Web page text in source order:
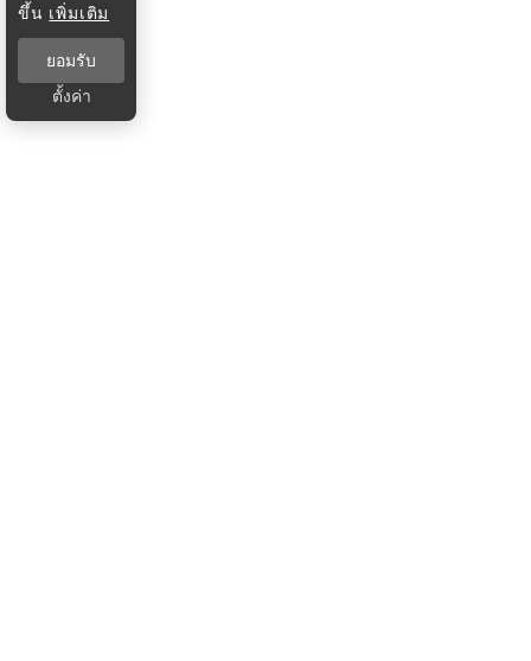
ขึ้น เพิ่มเติม
ยอมรับ
ตั้งค่า